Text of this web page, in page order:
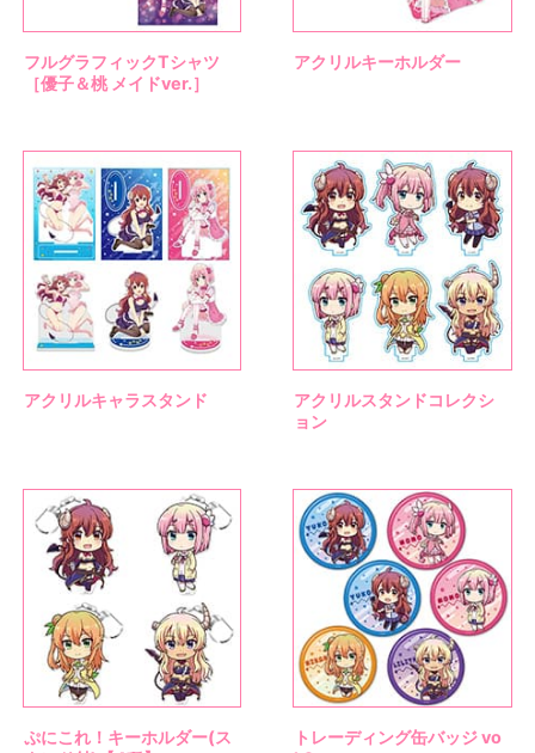
フルグラフィックTシャツ
［優子＆桃 メイドver.］
アクリルキーホルダー
アクリルキャラスタンド
アクリルスタンドコレクシ
ョン
ぷにこれ！キーホルダー(ス
トレーディング缶バッジ vo